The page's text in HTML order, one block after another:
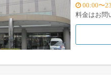
00:00〜
料金はお問